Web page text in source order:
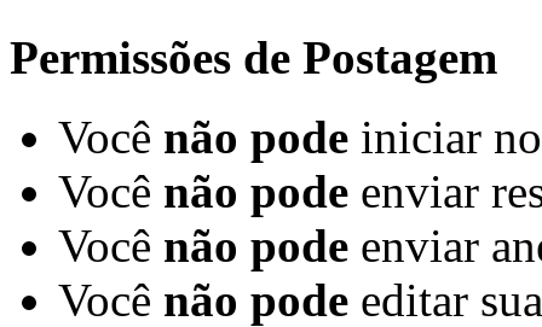
Permissões de Postagem
Você não pode iniciar
Você não pode enviar
Você não pode enviar
Você não pode editar